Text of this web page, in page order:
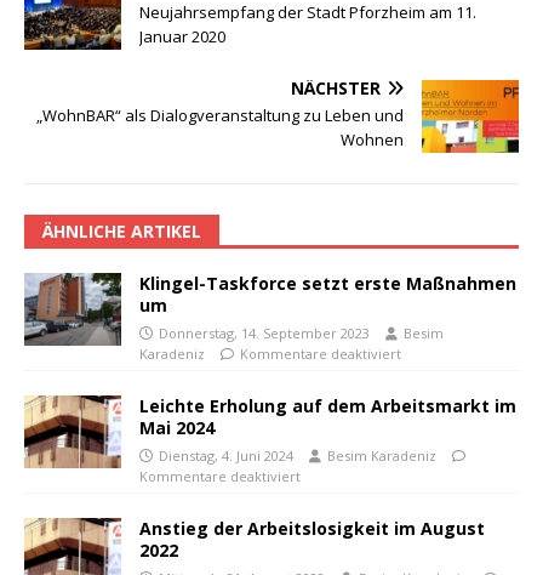
Neujahrsempfang der Stadt Pforzheim am 11.
Januar 2020
NÄCHSTER
„WohnBAR“ als Dialogveranstaltung zu Leben und
Wohnen
ÄHNLICHE ARTIKEL
Klingel-Taskforce setzt erste Maßnahmen
um
Donnerstag, 14. September 2023
Besim
Karadeniz
Kommentare deaktiviert
Leichte Erholung auf dem Arbeitsmarkt im
Mai 2024
Dienstag, 4. Juni 2024
Besim Karadeniz
Kommentare deaktiviert
Anstieg der Arbeitslosigkeit im August
2022